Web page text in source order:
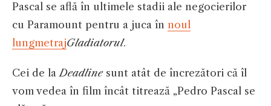
Pascal se află în ultimele stadii ale negocierilor
cu Paramount pentru a juca în noul
lungmetrajGladiatorul.
Cei de laDeadlinesunt atât de încrezători că îl
vom vedea în film încât titrează „Pedro Pascal se